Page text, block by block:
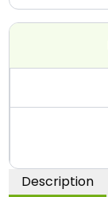
Description